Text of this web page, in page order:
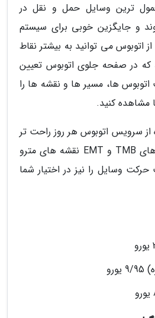
ترین وسایل حمل و نقل در
و جایگزین خوبی برای سیستم
اتوبوس می توانید به بیشتر نقاط
که در صفحه جلوی اتوبوس تعیین
ها، مسیر ها و نقشه ها را
مشاهده کنید.
از سرویس اتوبوس هر روز راحت تر
شده است. وب سایت های TMB و EMT نقشه های مترو
وسایل را نیز در اختیار شما